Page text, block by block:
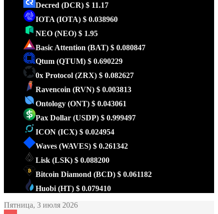
Decred (DCR) $ 11.17
IOTA (IOTA) $ 0.038960
NEO (NEO) $ 1.95
Basic Attention (BAT) $ 0.080847
Qtum (QTUM) $ 0.690229
0x Protocol (ZRX) $ 0.082627
Ravencoin (RVN) $ 0.003813
Ontology (ONT) $ 0.043061
Pax Dollar (USDP) $ 0.999497
ICON (ICX) $ 0.024954
Waves (WAVES) $ 0.261342
Lisk (LSK) $ 0.088200
Bitcoin Diamond (BCD) $ 0.061182
Huobi (HT) $ 0.079410
Пятница, 3 июля 2026